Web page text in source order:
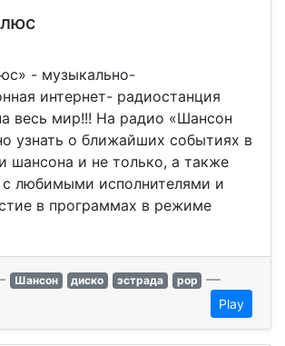
- музыкально-
интернет- радиостанция
весь мир!!! На радио «Шансон
узнать о ближайших событиях в
шансона и не только, а также
с любимыми исполнителями и
в программах в режиме
Шансон диско эстрада pop —
Play